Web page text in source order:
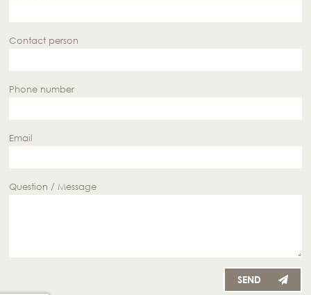
Contact person
Phone number
Email
Question / Message
SEND